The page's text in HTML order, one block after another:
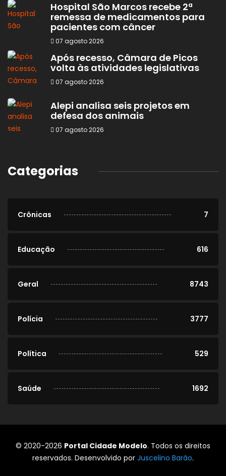
Hospital São Marcos recebe 2ª
remessa de medicamentos para
pacientes com câncer
07 agosto 2026
Após recesso, Câmara de Picos
volta às atividades legislativas
07 agosto 2026
Alepi analisa seis projetos em
defesa dos animais
07 agosto 2026
Categorias
Crônicas 7
Educação 616
Geral 8743
Polícia 3777
Política 529
Saúde 1692
© 2020-2026 Portal Cidade Modelo. Todos os direitos
reservados. Desenvolvido por Juscelino Barão.